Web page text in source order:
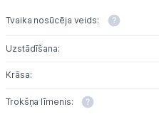
Tvaika nosūcēja veids:
Uzstādīšana:
Krāsa:
Trokšņa līmenis: